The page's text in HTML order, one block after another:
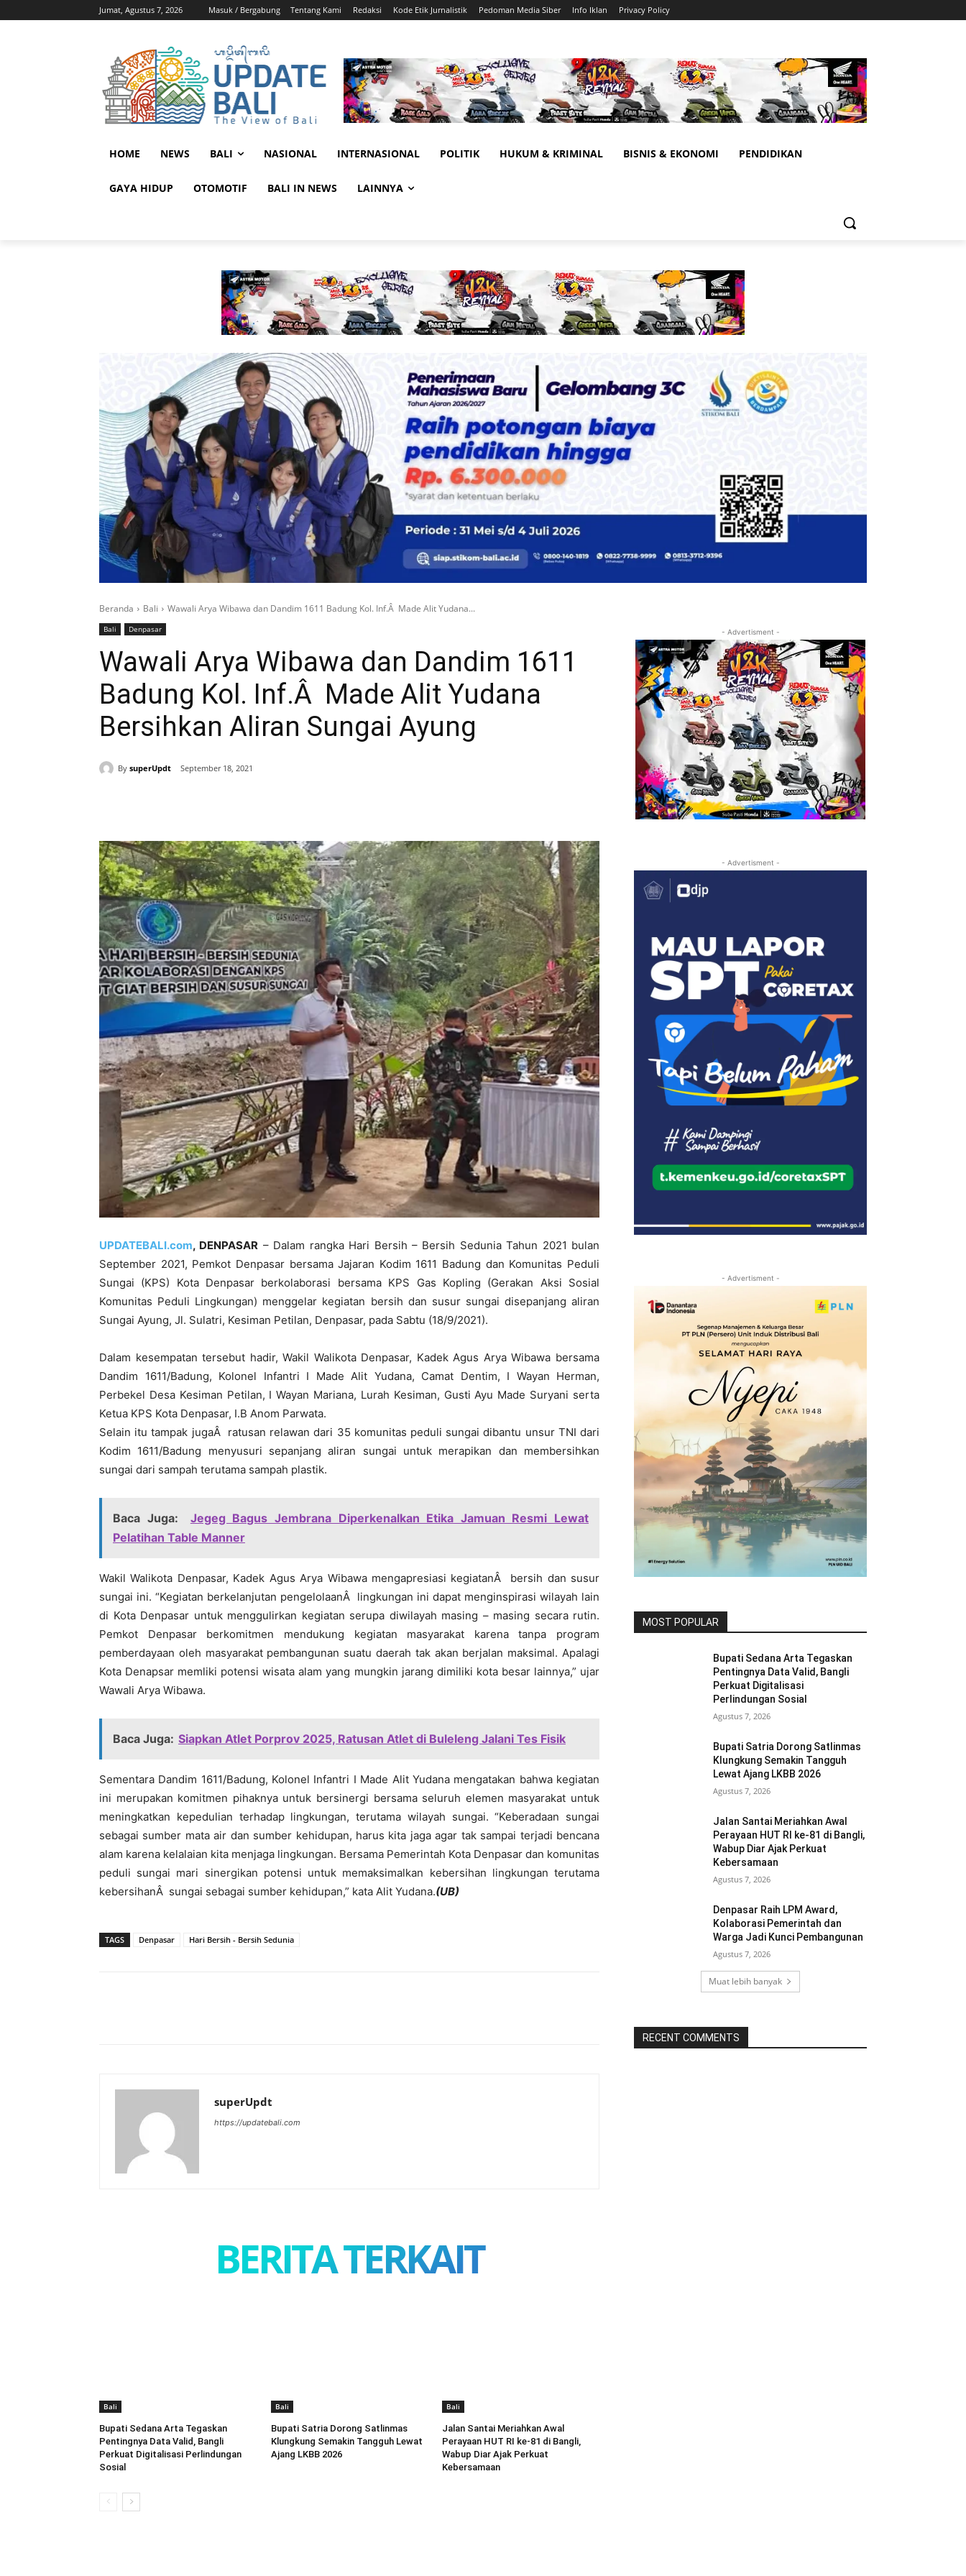
Jumat, Agustus 7, 2026 Masuk / Bergabung Tentang Kami Redaksi Kode Etik Jurnalistik Pedoman Media Siber Info Iklan Privacy Policy
HOME NEWS BALI NASIONAL INTERNASIONAL POLITIK HUKUM & KRIMINAL BISNIS & EKONOMI PENDIDIKAN
GAYA HIDUP OTOMOTIF BALI IN NEWS LAINNYA
Beranda Bali Wawali Arya Wibawa dan Dandim 1611 Badung Kol. Inf.Â Made Alit Yudana...
Bali Denpasar
Wawali Arya Wibawa dan Dandim 1611
Badung Kol. Inf.Â Made Alit Yudana
Bersihkan Aliran Sungai Ayung
By superUpdt September 18, 2021
UPDATEBALI.com, DENPASAR – Dalam rangka Hari Bersih – Bersih Sedunia Tahun 2021 bulan
September 2021, Pemkot Denpasar bersama Jajaran Kodim 1611 Badung dan Komunitas Peduli
Sungai (KPS) Kota Denpasar berkolaborasi bersama KPS Gas Kopling (Gerakan Aksi Sosial
Komunitas Peduli Lingkungan) menggelar kegiatan bersih dan susur sungai disepanjang aliran
Sungai Ayung, Jl. Sulatri, Kesiman Petilan, Denpasar, pada Sabtu (18/9/2021).
Dalam kesempatan tersebut hadir, Wakil Walikota Denpasar, Kadek Agus Arya Wibawa bersama
Dandim 1611/Badung, Kolonel Infantri I Made Alit Yudana, Camat Dentim, I Wayan Herman,
Perbekel Desa Kesiman Petilan, I Wayan Mariana, Lurah Kesiman, Gusti Ayu Made Suryani serta
Ketua KPS Kota Denpasar, I.B Anom Parwata.
Selain itu tampak jugaÂ ratusan relawan dari 35 komunitas peduli sungai dibantu unsur TNI dari
Kodim 1611/Badung menyusuri sepanjang aliran sungai untuk merapikan dan membersihkan
sungai dari sampah terutama sampah plastik.
Baca Juga:
Jegeg Bagus Jembrana Diperkenalkan Etika Jamuan Resmi Lewat
Pelatihan Table Manner
Wakil Walikota Denpasar, Kadek Agus Arya Wibawa mengapresiasi kegiatanÂ bersih dan susur
sungai ini. “Kegiatan berkelanjutan pengelolaanÂ lingkungan ini dapat menginspirasi wilayah lain
di Kota Denpasar untuk menggulirkan kegiatan serupa diwilayah masing – masing secara rutin.
Pemkot Denpasar berkomitmen mendukung kegiatan masyarakat karena tanpa program
pemberdayaan oleh masyarakat pembangunan suatu daerah tak akan berjalan maksimal. Apalagi
Kota Denapsar memliki potensi wisata alam yang mungkin jarang dimiliki kota besar lainnya,” ujar
Wawali Arya Wibawa.
Baca Juga: Siapkan Atlet Porprov 2025, Ratusan Atlet di Buleleng Jalani Tes Fisik
Sementara Dandim 1611/Badung, Kolonel Infantri I Made Alit Yudana mengatakan bahwa kegiatan
ini merupakan komitmen pihaknya untuk bersinergi bersama seluruh elemen masyarakat untuk
meningkatkan kepedulian terhadap lingkungan, terutama wilayah sungai. “Keberadaan sungai
sebagai sumber mata air dan sumber kehidupan, harus kita jaga agar tak sampai terjadi bencana
alam karena kelalaian kita menjaga lingkungan. Bersama Pemerintah Kota Denpasar dan komunitas
peduli sungai mari sinergikan potensi untuk memaksimalkan kebersihan lingkungan terutama
kebersihanÂ sungai sebagai sumber kehidupan,” kata Alit Yudana.(UB)
TAGS Denpasar Hari Bersih - Bersih Sedunia
superUpdt
https://updatebali.com
BERITA TERKAIT
Bali
Bupati Sedana Arta Tegaskan
Pentingnya Data Valid, Bangli
Perkuat Digitalisasi Perlindungan
Sosial
Bali
Bupati Satria Dorong Satlinmas
Klungkung Semakin Tangguh Lewat
Ajang LKBB 2026
Bali
Jalan Santai Meriahkan Awal
Perayaan HUT RI ke-81 di Bangli,
Wabup Diar Ajak Perkuat
Kebersamaan
- Advertisment -
- Advertisment -
- Advertisment -
MOST POPULAR
Bupati Sedana Arta Tegaskan
Pentingnya Data Valid, Bangli
Perkuat Digitalisasi
Perlindungan Sosial
Agustus 7, 2026
Bupati Satria Dorong Satlinmas
Klungkung Semakin Tangguh
Lewat Ajang LKBB 2026
Agustus 7, 2026
Jalan Santai Meriahkan Awal
Perayaan HUT RI ke-81 di Bangli,
Wabup Diar Ajak Perkuat
Kebersamaan
Agustus 7, 2026
Denpasar Raih LPM Award,
Kolaborasi Pemerintah dan
Warga Jadi Kunci Pembangunan
Agustus 7, 2026
Muat lebih banyak
RECENT COMMENTS